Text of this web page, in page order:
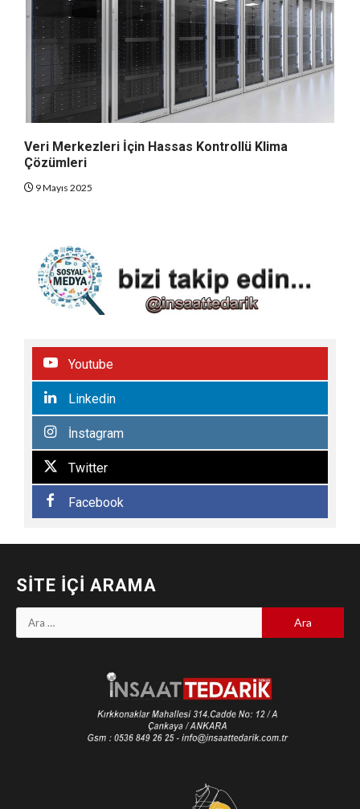
Veri Merkezleri İçin Hassas Kontrollü Klima
Çözümleri
9 Mayıs 2025
Youtube
Linkedin
İnstagram
Twitter
Facebook
SITE İÇI ARAMA
Arama: